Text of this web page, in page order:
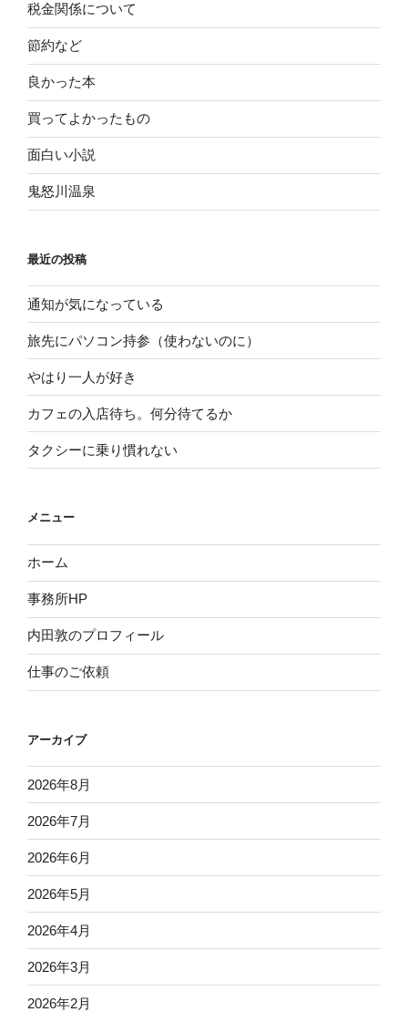
税金関係について
節約など
良かった本
買ってよかったもの
面白い小説
鬼怒川温泉
最近の投稿
通知が気になっている
旅先にパソコン持参（使わないのに）
やはり一人が好き
カフェの入店待ち。何分待てるか
タクシーに乗り慣れない
メニュー
ホーム
事務所HP
内田敦のプロフィール
仕事のご依頼
アーカイブ
2026年8月
2026年7月
2026年6月
2026年5月
2026年4月
2026年3月
2026年2月